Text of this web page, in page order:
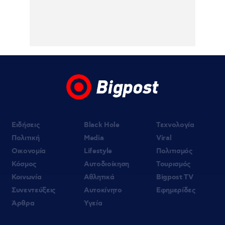
του MEGA
Ειδήσεις
Πολιτική
Οικονομία
Κόσμος
Κοινωνία
Συνεντεύξεις
Άρθρα
Black Hole
Media
Lifestyle
Αυτοδιοίκηση
Αθλητικά
Αυτοκίνητο
Υγεία
Τεχνολογία
Viral
Πολιτισμός
Τουρισμός
Bigpost TV
Εφημερίδες